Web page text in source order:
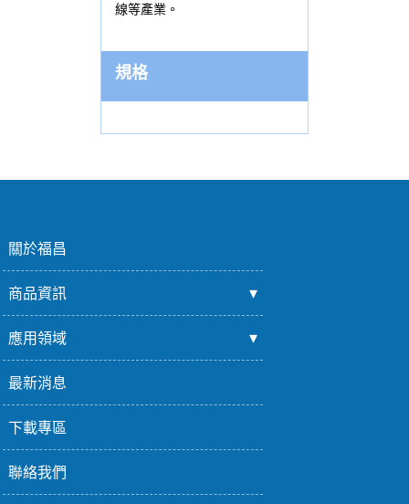
線等產業。
規格
關於福昌
商品資訊
應用領域
最新消息
下載專區
聯絡我們